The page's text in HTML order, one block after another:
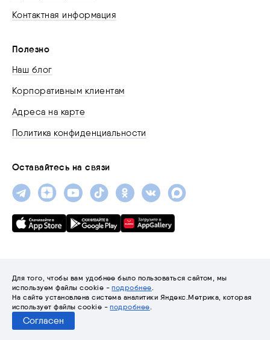
Контактная информация
Полезно
Наш блог
Корпоративным клиентам
Адреса на карте
Политика конфиденциальности
Оставайтесь на связи
© 2001-2026 «Трайтэк»
Разработка сайта
Для того, чтобы вам удобнее было пользоваться сайтом, мы
используем файлы cookie -подробнее.
На сайте установлена система аналитики Яндекс.Метрика, которая
использует файлы cookie -подробнее.
Согласен